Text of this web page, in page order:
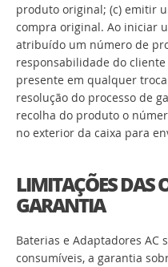
produto original; (c) emitir
compra original. Ao iniciar
atribuído um número de
responsabilidade do
presente em qualquer
resolução do processo de
recolha do produto o
no exterior da caixa para
LIMITAÇÕES DAS
GARANTIA
Baterias e Adaptadores AC
consumíveis, a garantia